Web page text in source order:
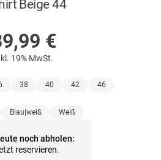
Beige 44
€
19% MwSt.
38 40 42
46
Blau|weiß Weiß
noch abholen:
reservieren.